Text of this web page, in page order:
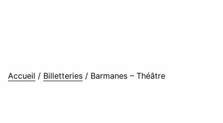
Accueil / Billetteries / Barmanes – Théâtre